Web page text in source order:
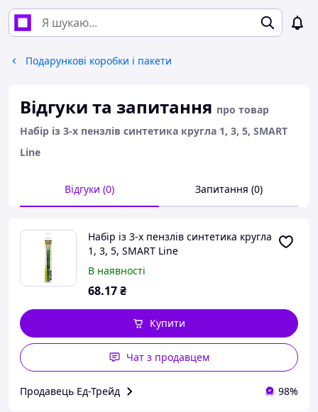
Подарункові коробки і пакети
Відгуки та запитання про товар
Набір із 3-х пензлів синтетика кругла 1, 3, 5, SMART
Line
Відгуки (0) Запитання (0)
Набір із 3-х пензлів синтетика кругла
1, 3, 5, SMART Line
В наявності
68.17₴
Купити
Чат з продавцем
Продавець Ед-Трейд 98%